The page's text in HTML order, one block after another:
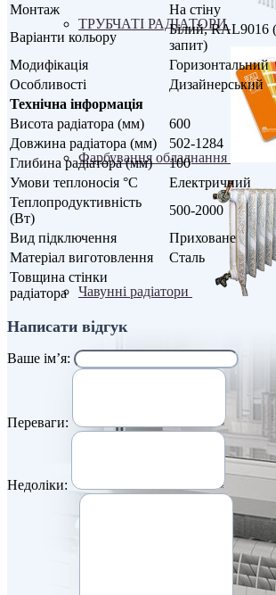
ТРУБЧАТІ РАДІАТОРИ
Фарбування обладнання
Чавунні радіатори
Монтаж
На стіну
Варіанти кольору
Білий, RAL9016
запит)
Модифікація
Горизонтальний
Особливості
Дизайнерський
Технічна інформація
Висота радіатора (мм)
600
Довжина радіатора (мм)
502-1284
Глибина радіатора (мм)
100
Умови теплоносія °С
Електричний
Теплопродуктивність
(Вт)
500-2000
Вид підключення
Приховане
Матеріал виготовлення
Сталь
Товщина стінки
радіатора
Написати відгук
Ваше ім’я:
Переваги:
Недоліки: